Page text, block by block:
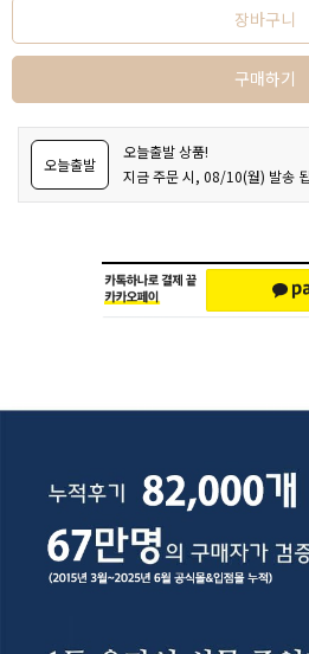
장바구니
구매하기
오늘출발
오늘출발 상품!
지금 주문 시, 08/10(월) 발송